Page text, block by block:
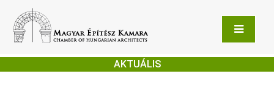
AKTUÁLIS